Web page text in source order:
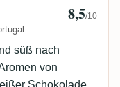
8,5/10
süß nach
von